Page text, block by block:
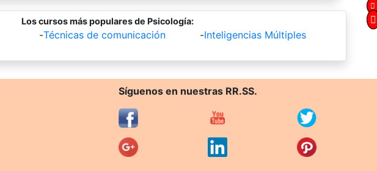
Los cursos más populares de Psicología:
-Técnicas de comunicación -Inteligencias Múltiples
Síguenos en nuestras RR.SS.